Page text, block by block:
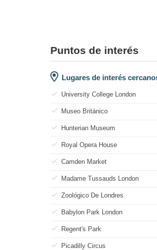
Puntos de interés
Lugares de interés
University College London
Museo Británico
Hunterian Museum
Royal Opera House
Camden Market
Madame Tussauds London
Zoológico De Londres
Babylon Park London
Regent's Park
Picadilly Circus